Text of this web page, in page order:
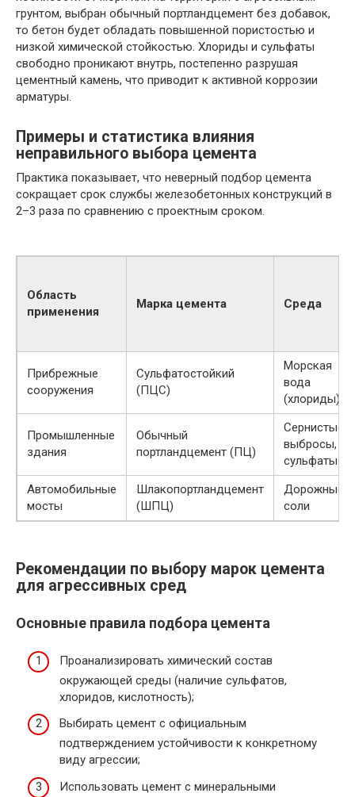
грунтом, выбран обычный портландцемент без добавок,
то бетон будет обладать повышенной пористостью и
низкой химической стойкостью. Хлориды и сульфаты
свободно проникают внутрь, постепенно разрушая
цементный камень, что приводит к активной коррозии
арматуры.
Примеры и статистика влияния
неправильного выбора цемента
Практика показывает, что неверный подбор цемента
сокращает срок службы железобетонных конструкций в
2–3 раза по сравнению с проектным сроком.
Область
применения
Марка цемента Среда
Прибрежные
сооружения
Сульфатостойкий
(ПЦС)
Морская
вода
(хлориды)
Промышленные
здания
Обычный
портландцемент (ПЦ)
Сернистые
выбросы,
сульфаты
Автомобильные
мосты
Шлакопортландцемент
(ШПЦ)
Дорожные
соли
Рекомендации по выбору марок цемента
для агрессивных сред
Основные правила подбора цемента
Проанализировать химический состав
окружающей среды (наличие сульфатов,
хлоридов, кислотность);
Выбирать цемент с официальным
подтверждением устойчивости к конкретному
виду агрессии;
Использовать цемент с минеральными